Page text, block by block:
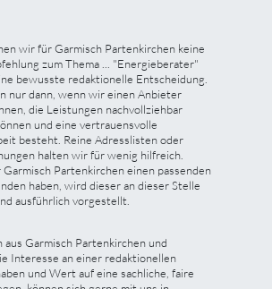
wir für Garmisch Partenkirchen keine
zum Thema ... "Energieberater"
bewusste redaktionelle Entscheidung.
nur dann, wenn wir einen Anbieter
die Leistungen nachvollziehbar
und eine vertrauensvolle
besteht. Reine Adresslisten oder
halten wir für wenig hilfreich.
Partenkirchen einen passenden
haben, wird dieser an dieser Stelle
ausführlich vorgestellt.
Garmisch Partenkirchen und
Interesse an einer redaktionellen
und Wert auf eine sachliche, faire